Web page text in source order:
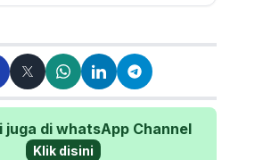
juga di whatsApp Channel
Klik disini